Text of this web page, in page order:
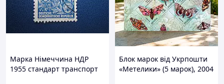
Марка Німеччина НДР
1955 стандарт транспорт
Блок марок від Укрпошти
«Метелики» (5 марок), 2004